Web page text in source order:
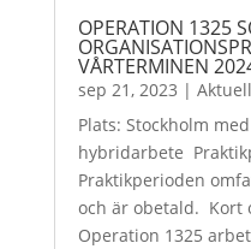
OPERATION 1325
VÅRTERMINEN
sep 21, 2023 |
Plats: Stockholm
hybridarbete
Praktikperioden
och är obetald. Kort
Operation 1325